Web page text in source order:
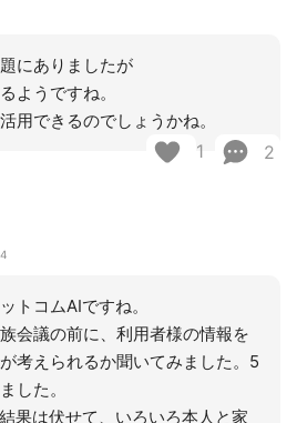
にありましたが
ようですね。
用できるのでしょうかね。
1 2
トコムAIですね。
会議の前に、利用者様の情報を
考えられるか聞いてみました。5
した。
果は伏せて、いろいろ本人と家